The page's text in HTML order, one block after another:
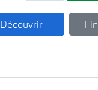
Découvrir